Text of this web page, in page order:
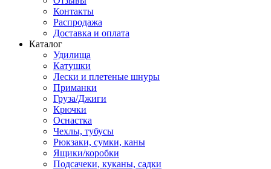
Контакты
Распродажа
Доставка и оплата
Каталог
Удилища
Катушки
Лески и плетеные шнуры
Приманки
Груза/Джиги
Крючки
Оснастка
Чехлы, тубусы
Рюкзаки, сумки, каны
Ящики/коробки
Подсачеки, куканы, садки